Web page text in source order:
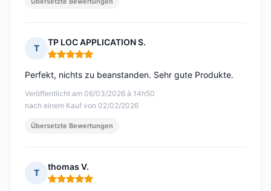
T
TP LOC APPLICATION S.
Hinweis: 5 von 5
Veröffentlicht am 06/03/2026 à 14h50
nach einem Kauf von 02/02/2026
Perfekt, nichts zu beanstanden. Sehr gute Produkte.
Übersetzte Bewertungen
T
thomas V.
Hinweis: 5 von 5